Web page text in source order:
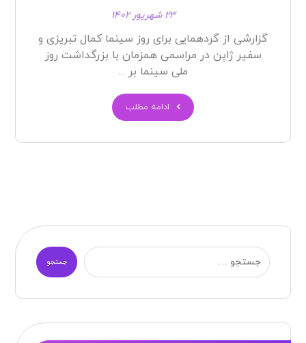
۲۳ شهریور ۱۴۰۲
گزارشی از گردهمایی برای روز سینما کمال تبریزی و
سفیر ژاپن در مراسمی همزمان با بزرگداشت روز
ملی سینما بر ...
ادامه مطلب
جستجو